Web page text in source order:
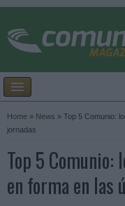
Home » News » Top 5 Comunio:
jornadas
Top 5
en forma en las